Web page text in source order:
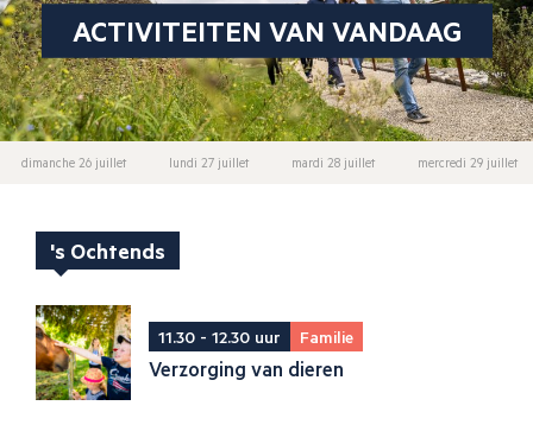
ACTIVITEITEN VAN VANDAAG
dimanche 26 juillet lundi 27 juillet mardi 28 juillet mercredi 29 juillet
's Ochtends
11.30 - 12.30 uur Familie
Verzorging van dieren